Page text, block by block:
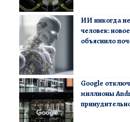
ИИ никогда
человек:
объяснило
Google
миллионы